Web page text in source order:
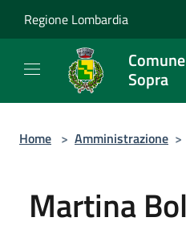
Regione Lombardia
Sopra
Home > Amministrazione >
Martina